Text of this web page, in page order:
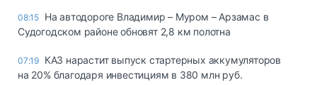
08:15 На автодороге Владимир – Муром – Арзамас в
Судогодском районе обновят 2,8 км полотна
07:19 КАЗ нарастит выпуск стартерных аккумуляторов
на 20% благодаря инвестициям в 380 млн руб.